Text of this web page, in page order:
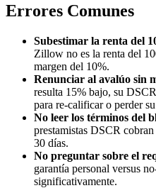
Errores Comunes
Subestimar la renta del
Zillow no es la renta del
margen del 10%.
Renunciar al avalúo sin
resulta 15% bajo, su
para re-calificar o perder
No leer los términos del
prestamistas DSCR
30 días.
No preguntar sobre el
garantía personal versus
significativamente.